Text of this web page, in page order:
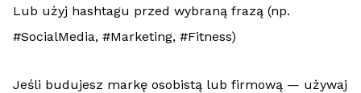
Lub użyj hashtagu przed wybraną frazą (np.
#SocialMedia, #Marketing, #Fitness)
Jeśli budujesz markę osobistą lub firmową — używaj